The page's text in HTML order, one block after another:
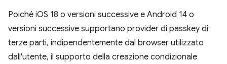
Poiché iOS 18 o versioni successive e Android 14 o
versioni successive supportano provider di passkey di
terze parti, indipendentemente dal browser utilizzato
dall'utente, il supporto della creazione condizionale